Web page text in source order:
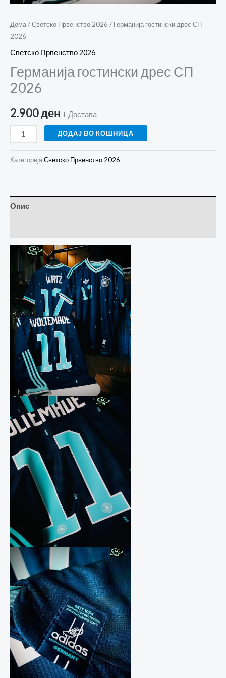
Дома/Светско Првенство 2026 / Германија гостински дрес СП
2026
Светско Првенство 2026
Германија гостински дрес СП
2026
2.900ден + Достава
ДОДАЈ ВО КОШНИЦА
КатегоријаСветско Првенство 2026
Опис